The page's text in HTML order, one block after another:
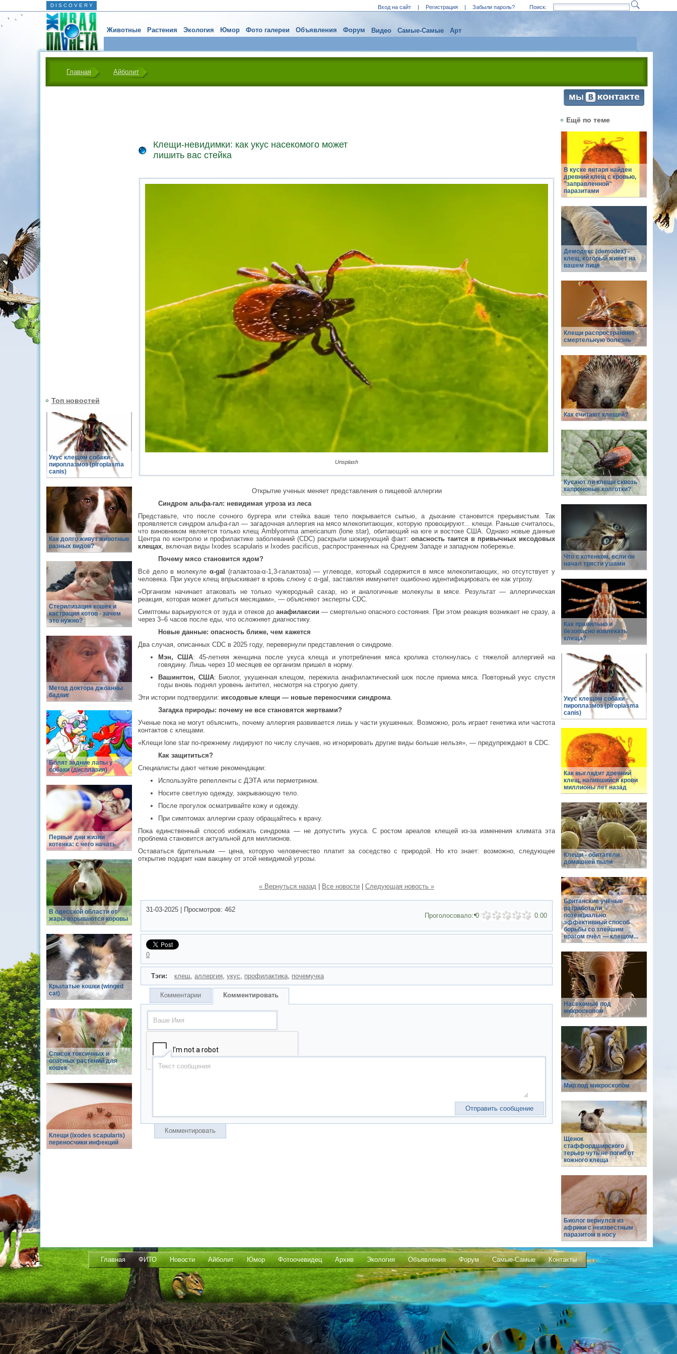
D I S C O V E R Y Вход на сайт | Регистрация | Забыли пароль? Поиск:
Животные Растения Экология Юмор Фото галереи Объявления Форум Видео Самые-Самые Арт
Главная Айболит
Топ новостей
Укус клещом собаки -
пироплазмоз (piroplasma
canis)
Как долго живут животные
разных видов?
Стерилизация кошек и
кастрация котов - зачем
это нужно?
Метод доктора джоанны
бадвиг
Болят задние лапы у
собаки (дисплазия)
Первые дни жизни
котенка: с чего начать
В одесской области от
жары взрываются коровы
Крылатые кошки (winged
cat)
Список токсичных и
опасных растений для
кошек
Клещи (ixodes scapularis)
переносчики инфекций
Клещи-невидимки: как укус насекомого может
лишить вас стейка
Unsplash
Открытие ученых меняет представления о пищевой аллергии
Синдром альфа-гал: невидимая угроза из леса
Представьте, что после сочного бургера или стейка ваше тело покрывается сыпью, а дыхание становится прерывистым. Так
проявляется синдром альфа-гал — загадочная аллергия на мясо млекопитающих, которую провоцируют... клещи. Раньше считалось,
что виновником является только клещAmblyomma americanum (lone star), обитающий на юге и востоке США. Однако новые данные
Центра по контролю и профилактике заболеваний (CDC) раскрыли шокирующий факт: опасность таится в привычных иксодовых
клещах, включая виды Ixodes scapularis и Ixodes pacificus, распространенных на Среднем Западе и западном побережье.
Почему мясо становится ядом?
Всё дело в молекуле α-gal (галактоза-α-1,3-галактоза) — углеводе, который содержится в мясе млекопитающих, но отсутствует у
человека. При укусе клещ впрыскивает в кровь слюну с α-gal, заставляя иммунитет ошибочно идентифицировать ее как угрозу.
«Организм начинает атаковать не только чужеродный сахар, но и аналогичные молекулы в мясе. Результат — аллергическая
реакция, которая может длиться месяцами», — объясняют эксперты CDC.
Симптомы варьируются от зуда и отеков до анафилаксии — смертельно опасного состояния. При этом реакция возникает не сразу, а
через 3–6 часов после еды, что осложняет диагностику.
Новые данные: опасность ближе, чем кажется
Два случая, описанных CDC в 2025 году, перевернули представления о синдроме.
Мэн, США: 45-летняя женщина после укуса клеща и употребления мяса кролика столкнулась с тяжелой аллергией на
говядину. Лишь через 10 месяцев ее организм пришел в норму.
Вашингтон, США: Биолог, укушенная клещом, пережила анафилактический шок после приема мяса. Повторный укус спустя
годы вновь поднял уровень антител, несмотря на строгую диету.
Эти истории подтвердили: иксодовые клещи — новые переносчики синдрома.
Загадка природы: почему не все становятся жертвами?
Ученые пока не могут объяснить, почему аллергия развивается лишь у части укушенных. Возможно, роль играет генетика или частота
контактов с клещами.
«Клещи lone star по-прежнему лидируют по числу случаев, но игнорировать другие виды больше нельзя», — предупреждают в CDC.
Как защититься?
Специалисты дают четкие рекомендации:
Используйте репелленты с ДЭТА или перметрином.
Носите светлую одежду, закрывающую тело.
После прогулок осматривайте кожу и одежду.
При симптомах аллергии сразу обращайтесь к врачу.
Пока единственный способ избежать синдрома — не допустить укуса. С ростом ареалов клещей из-за изменения климата эта
проблема становится актуальной для миллионов.
Оставаться бдительным — цена, которую человечество платит за соседство с природой. Но кто знает: возможно, следующее
открытие подарит нам вакцину от этой невидимой угрозы.
« Вернуться назад Все новости Следующая новость »
31-03-2025 Просмотров: 462
Проголосовало:0 0.00
0
Тэги: клещ, аллергия, укус, профилактика, почемучка
Комментарии Комментировать
Комментировать
Ещё по теме
В куске янтаря найден
древний клещ с кровью,
"заправленной"
паразитами
Демодекс (demodex) -
клещ, который живет на
вашем лице
Клещи распространяют
смертельную болезнь
Как считают клещей?
Кусают ли клещи сквозь
капроновые колготки?
Что с котенком, если он
начал трясти ушами
Как правильно и
безопасно извлекать
клеща?
Укус клещом собаки -
пироплазмоз (piroplasma
canis)
Как выглядит древний
клещ, напившийся крови
миллионы лет назад
Клещи - обитатели
домашней пыли
Британские учёные
разработали
потенциально
эффективный способ
борьбы со злейшим
врагом пчёл — клещом...
Насекомые под
микроскопом
Мир под микроскопом
Щенок
стаффордширского
терьер чуть не погиб от
кожного клеща
Биолог вернулся из
африки с неизвестным
паразитом в носу
Главная ФИТО Новости Айболит Юмор Фотоочевидец Архив Экология Объявления Форум Самые-Самые Контакты